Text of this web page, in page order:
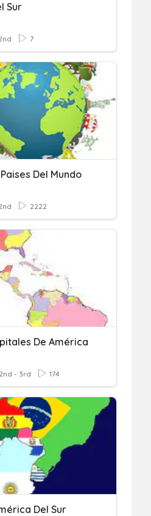
Sur
7
Del Mundo
2222
De América
2nd - 3rd 174
Del Sur